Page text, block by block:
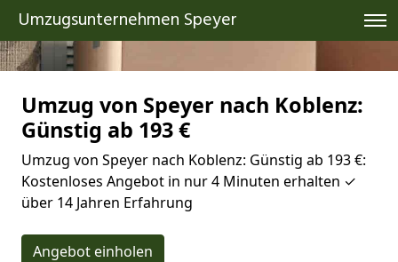
Umzugsunternehmen Speyer
Umzug von Speyer nach Koblenz:
Günstig ab 193 €
Umzug von Speyer nach Koblenz: Günstig ab 193 €:
Kostenloses Angebot in nur 4 Minuten erhalten ✓
über 14 Jahren Erfahrung
Angebot einholen